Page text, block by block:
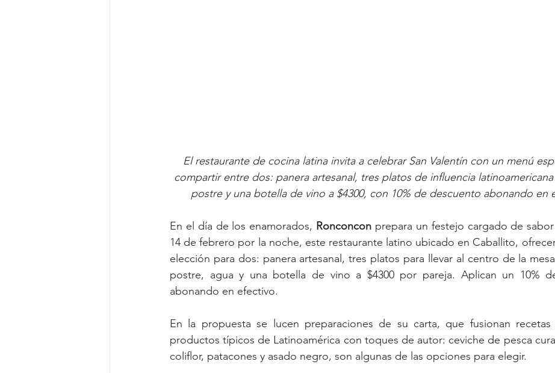
El restaurante de cocina latina invita a celebrar San Valentín con un menú
compartir entre dos: panera artesanal, tres platos de influencia
postre y una botella de vino a $4300, con 10% de descuento abonando en
En el día de los enamorados, Ronconcon prepara un festejo cargado de
14 de febrero por la noche, este restaurante latino ubicado en Caballito,
elección para dos: panera artesanal, tres platos para llevar al centro de la
postre, agua y una botella de vino a $4300 por pareja. Aplican un 10%
abonando en efectivo.
En la propuesta se lucen preparaciones de su carta, que fusionan
productos típicos de Latinoamérica con toques de autor: ceviche de pesca
coliflor, patacones y asado negro, son algunas de las opciones para elegir.